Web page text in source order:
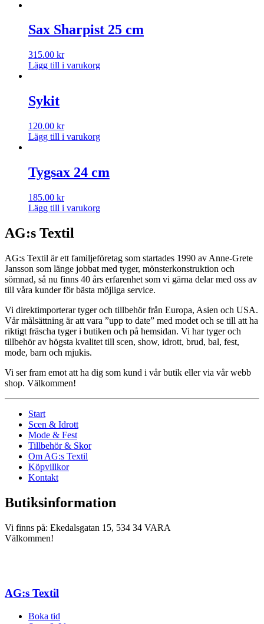
Sax Sharpist 25 cm
315.00 kr
Lägg till i varukorg
Sykit
120.00 kr
Lägg till i varukorg
Tygsax 24 cm
185.00 kr
Lägg till i varukorg
AG:s Textil
AG:s Textil är ett familjeföretag som startades 1990 av Anne-Grete
Jansson som länge jobbat med tyger, mönsterkonstruktion och
sömnad, så nu finns 40 års erfarenhet som vi gärna delar med oss av
till våra kunder för bästa möjliga service.
Vi direktimporterar tyger och tillbehör från Europa, Asien och USA.
Vår målsättning är att vara ”upp to date” med modet och se till att ha
riktigt fräscha tyger i butiken och på hemsidan. Vi har tyger och
tillbehör av högsta kvalitet till scen, show, idrott, brud, bal, fest,
mode, barn och mjukis.
Vi ser fram emot att ha dig som kund i vår butik eller via vår webb
shop. Välkommen!
Start
Scen & Idrott
Mode & Fest
Tillbehör & Skor
Om AG:s Textil
Köpvillkor
Kontakt
Butiksinformation
Vi finns på: Ekedalsgatan 15, 534 34 VARA
Välkommen!
AG:s Textil
Boka tid